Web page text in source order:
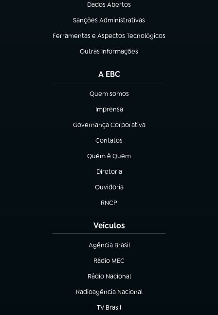
Dados Abertos
(abre em nova aba)
Sanções Administrativas
(abre em nova aba)
Ferramentas e Aspectos Tecnológicos
(abre em nova aba)
Outras Informações
(abre em nova aba)
A EBC
Quem somos
(abre em nova aba)
Imprensa
(abre em nova aba)
Governança Corporativa
(abre em nova aba)
Contatos
(abre em nova aba)
Quem é Quem
(abre em nova aba)
Diretoria
(abre em nova aba)
Ouvidoria
(abre em nova aba)
RNCP
(abre em nova aba)
Veículos
Agência Brasil
(abre em nova aba)
Rádio MEC
(abre em nova aba)
Rádio Nacional
Radioagência Nacional
(abre em nova aba)
TV Brasil
(abre em nova aba)